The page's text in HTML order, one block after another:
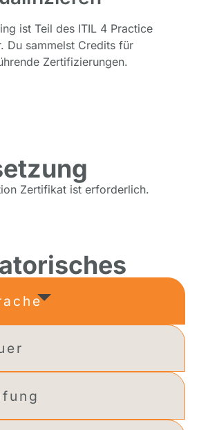
ist Teil des ITIL 4 Practice
Du sammelst Credits für
Zertifizierungen.
Zertifikat ist erforderlich.